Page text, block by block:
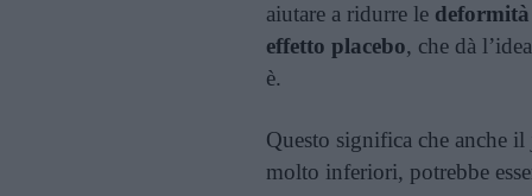
aiutare a ridurre le deformità
effetto placebo, che dà
è.
Questo significa che anche
molto inferiori, potrebbe